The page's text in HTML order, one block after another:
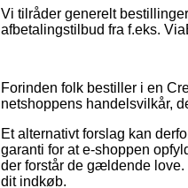
Vi tilråder generelt
afbetalingstilbud fra f.eks.
Forinden folk bestiller i en
netshoppens handelsvilkår,
Et alternativt forslag kan
garanti for at e-shoppen
der forstår de gældende love.
dit indkøb.